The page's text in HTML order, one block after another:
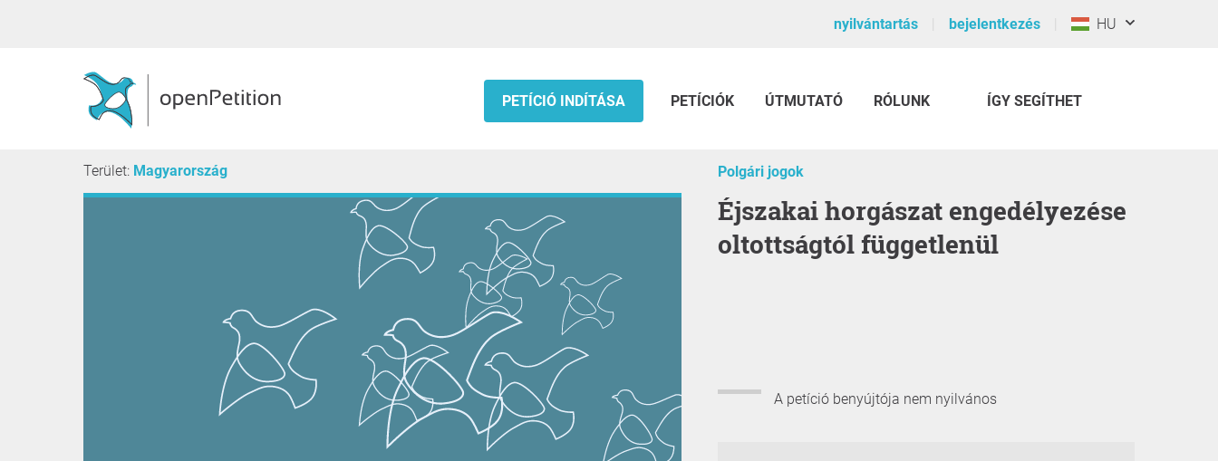
nyilvántartás bejelentkezés HU
PETÍCIÓ INDÍTÁSA PETÍCIÓK ÚTMUTATÓ RÓLUNK ÍGY SEGÍTHET
Terület: Magyarország Polgári jogok
Éjszakai horgászat engedélyezése
oltottságtól függetlenül
A petíció benyújtója nem nyilvános